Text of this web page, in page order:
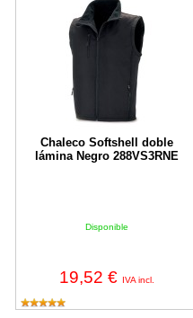
Chaleco Softshell doble
lámina Negro 288VS3RNE
Disponible
19,52 € IVA incl.